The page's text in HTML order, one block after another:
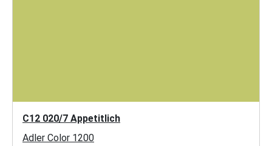
C12 020/7 Appetitlich
Adler Color 1200